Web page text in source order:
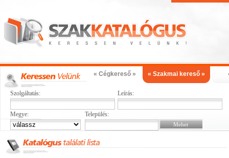
« Cégkereső » « Szakmai kereső »
Szolgáltatás: Leírás:
Megye: Település: